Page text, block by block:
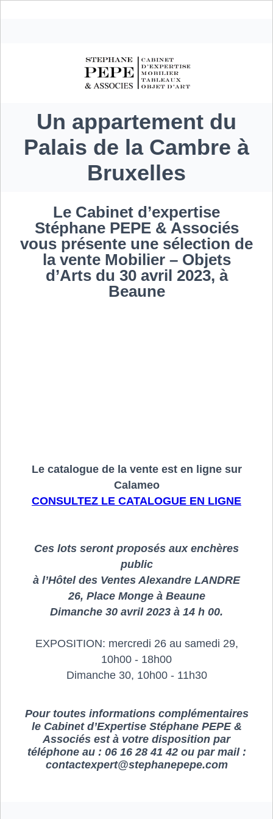
Un appartement du
Palais de la Cambre à
Bruxelles
Le Cabinet d’expertise
Stéphane PEPE & Associés
vous présente une sélection de
la vente Mobilier – Objets
d’Arts du 30 avril 2023, à
Beaune
Le catalogue de la vente est en ligne sur
Calameo
CONSULTEZ LE CATALOGUE EN LIGNE
Ces lots seront proposés aux enchères
public
à l’Hôtel des Ventes Alexandre LANDRE
26, Place Monge à Beaune
Dimanche 30 avril 2023 à 14 h 00.
EXPOSITION: mercredi 26 au samedi 29,
10h00 - 18h00
Dimanche 30, 10h00 - 11h30
Pour toutes informations complémentaires
le Cabinet d’Expertise Stéphane PEPE &
Associés est à votre disposition par
téléphone au : 06 16 28 41 42 ou par mail :
contactexpert@stephanepepe.com